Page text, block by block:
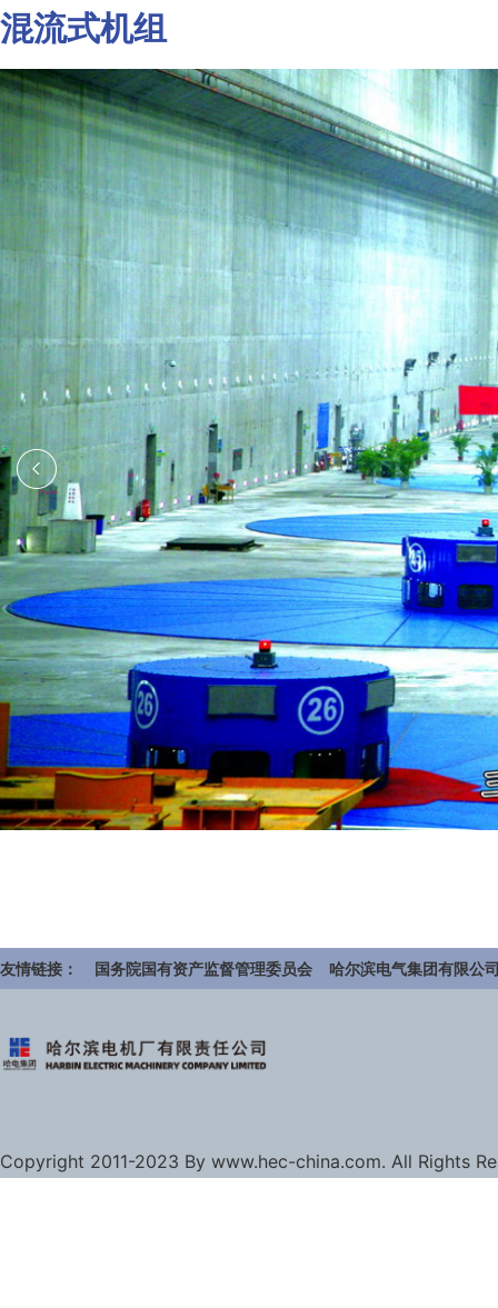
混流式机组
友情链接： 国务院国有资产监督管理委员会 哈尔滨电气集团有限公
Copyright 2011-2023 By www.hec-china.com. All Rights